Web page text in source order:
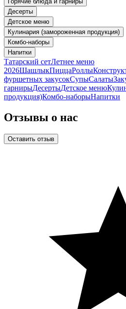
Десерты
Детское меню
Кулинария (замороженная продукция)
Комбо-наборы
Напитки
Татарский сетЛетнее меню
2026ШашлыкПиццаРоллы
фуршетных закусокСупыСалаты
гарнирыДесертыДетское меню
продукция)Комбо-наборыНапитки
Отзывы о нас
Оставить отзыв